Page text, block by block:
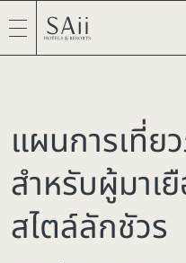
แผนการเที่ย
สำหรับผู้มาเ
สไตล์ลักชัวร